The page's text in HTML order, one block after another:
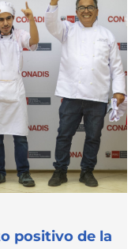
positivo de la